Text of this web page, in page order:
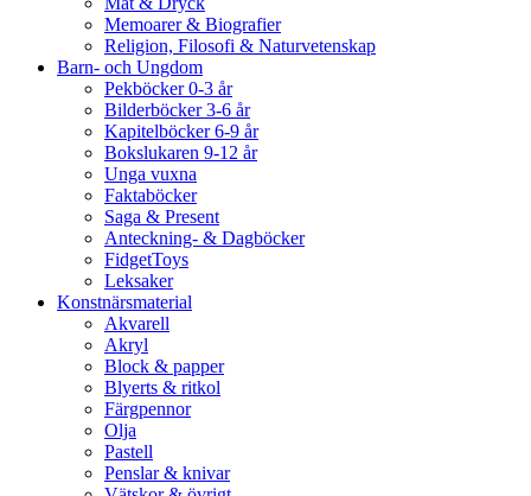
Memoarer & Biografier
Religion, Filosofi & Naturvetenskap
Barn- och Ungdom
Pekböcker 0-3 år
Bilderböcker 3-6 år
Kapitelböcker 6-9 år
Bokslukaren 9-12 år
Unga vuxna
Faktaböcker
Saga & Present
Anteckning- & Dagböcker
FidgetToys
Leksaker
Konstnärsmaterial
Akvarell
Akryl
Block & papper
Blyerts & ritkol
Färgpennor
Olja
Pastell
Penslar & knivar